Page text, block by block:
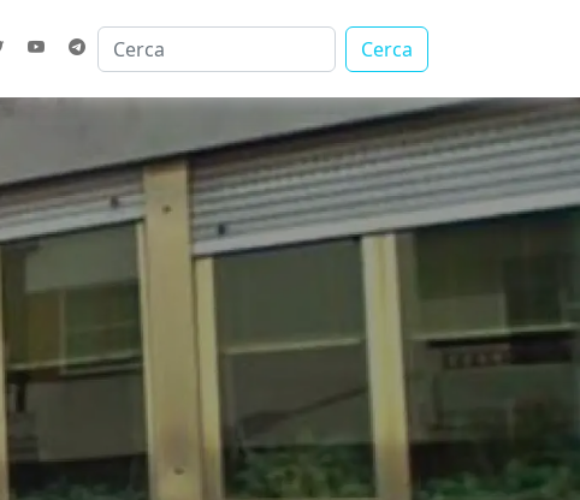
Cerca